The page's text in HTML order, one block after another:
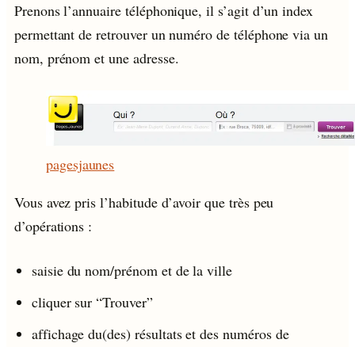
Prenons l’annuaire téléphonique, il s’agit d’un index
permettant de retrouver un numéro de téléphone via un
nom, prénom et une adresse.
pagesjaunes
Vous avez pris l’habitude d’avoir que très peu
d’opérations :
saisie du nom/prénom et de la ville
cliquer sur “Trouver”
affichage du(des) résultats et des numéros de